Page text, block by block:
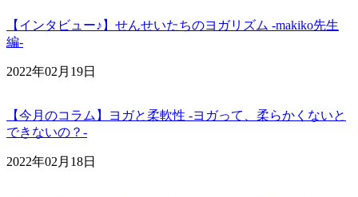
【インタビュー♪】せんせいたちのヨガリズム -makiko先生
編-
2022年02月19日
【今月のコラム】ヨガと柔軟性 -ヨガって、柔らかくないと
できないの？-
2022年02月18日